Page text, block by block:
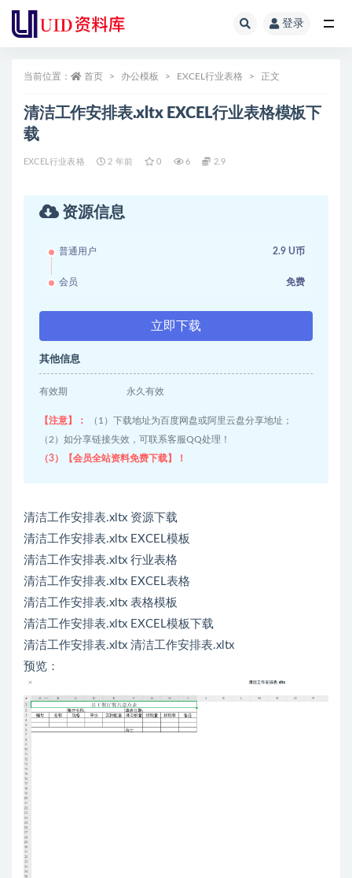
登录
当前位置： 首页 办公模板 EXCEL行业表格 正文
清洁工作安排表.xltx EXCEL行业表格模板下
载
EXCEL行业表格 2 年前 0 6 2.9
资源信息
普通用户 2.9 U币
会员 免费
立即下载
其他信息
有效期 永久有效
【注意】：
（1）下载地址为百度网盘或阿里云盘分享地址；
（2）如分享链接失效，可联系客服QQ处理！
（3）【会员全站资料免费下载】！
清洁工作安排表.xltx 资源下载
清洁工作安排表.xltx EXCEL模板
清洁工作安排表.xltx 行业表格
清洁工作安排表.xltx EXCEL表格
清洁工作安排表.xltx 表格模板
清洁工作安排表.xltx EXCEL模板下载
清洁工作安排表.xltx 清洁工作安排表.xltx
预览：